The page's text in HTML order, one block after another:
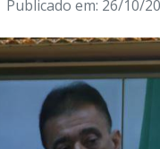
| Publicado em: 26/10/